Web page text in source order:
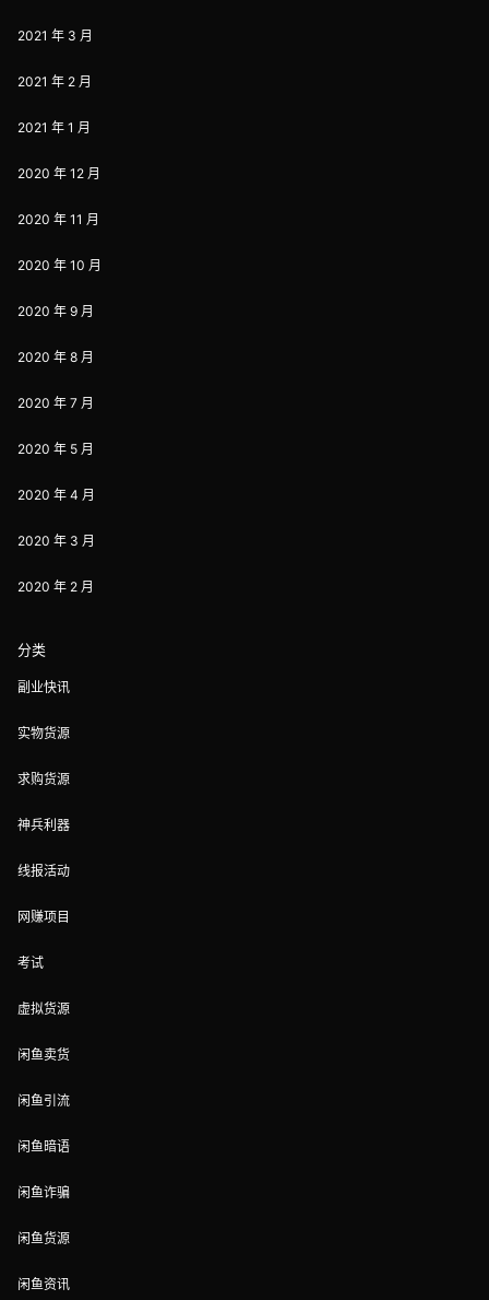
2021 年 3 月
2021 年 2 月
2021 年 1 月
2020 年 12 月
2020 年 11 月
2020 年 10 月
2020 年 9 月
2020 年 8 月
2020 年 7 月
2020 年 5 月
2020 年 4 月
2020 年 3 月
2020 年 2 月
分类
副业快讯
实物货源
求购货源
神兵利器
线报活动
网赚项目
考试
虚拟货源
闲鱼卖货
闲鱼引流
闲鱼暗语
闲鱼诈骗
闲鱼货源
闲鱼资讯